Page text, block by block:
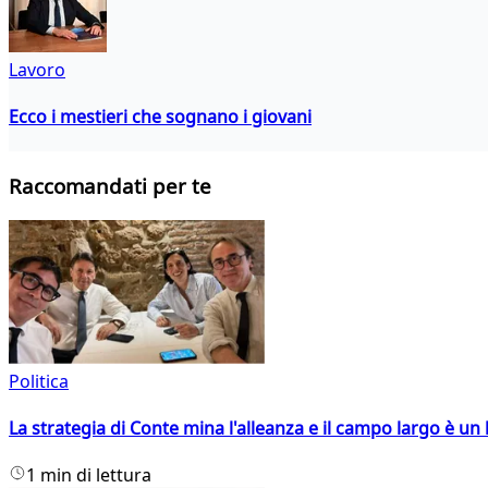
Lavoro
Ecco i mestieri che sognano i giovani
Raccomandati per te
Politica
La strategia di Conte mina l'alleanza e il campo largo è
1 min di lettura